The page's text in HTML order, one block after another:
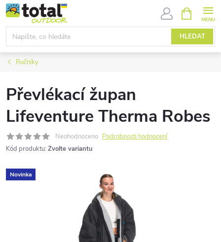
Přejít
na
obsah
HLEDAT
NÁKUPNÍ
KOŠÍK
Ručníky
Převlékací župan
Lifeventure Therma Robes
Neohodnoceno Podrobnosti hodnocení
Kód produktu: Zvolte variantu
Novinka